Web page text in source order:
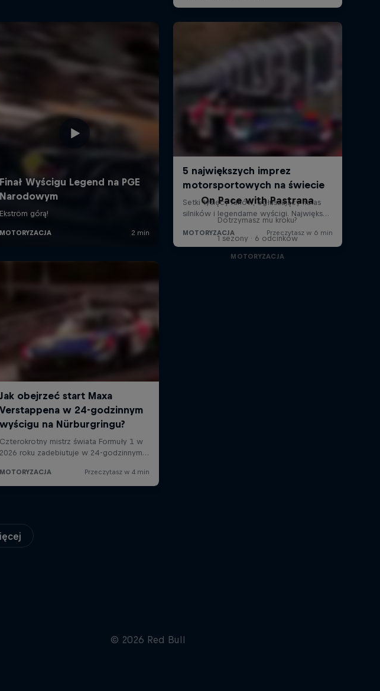
On Pace with Pastrana
Dotrzymasz mu kroku?
1 sezony · 6 odcinków
MOTORYZACJA